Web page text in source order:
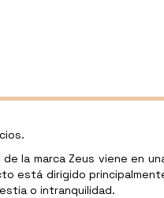
de la marca Zeus viene en
está dirigido
o intranquilidad.